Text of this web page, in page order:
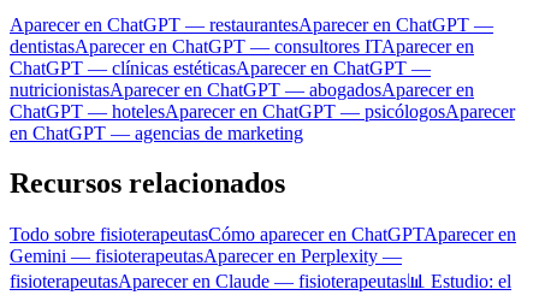
Aparecer en ChatGPT — restaurantesAparecer en ChatGPT —
dentistasAparecer en ChatGPT — consultores ITAparecer en
ChatGPT — clínicas estéticasAparecer en ChatGPT —
nutricionistasAparecer en ChatGPT — abogadosAparecer en
ChatGPT — hotelesAparecer en ChatGPT — psicólogosAparecer
en ChatGPT — agencias de marketing
Recursos relacionados
Todo sobre fisioterapeutasCómo aparecer en ChatGPTAparecer en
Gemini — fisioterapeutasAparecer en Perplexity —
fisioterapeutasAparecer en Claude — fisioterapeutas📊 Estudio: el